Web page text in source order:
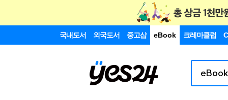
국내도서 외국도서 중고샵 eBook 크레마클럽